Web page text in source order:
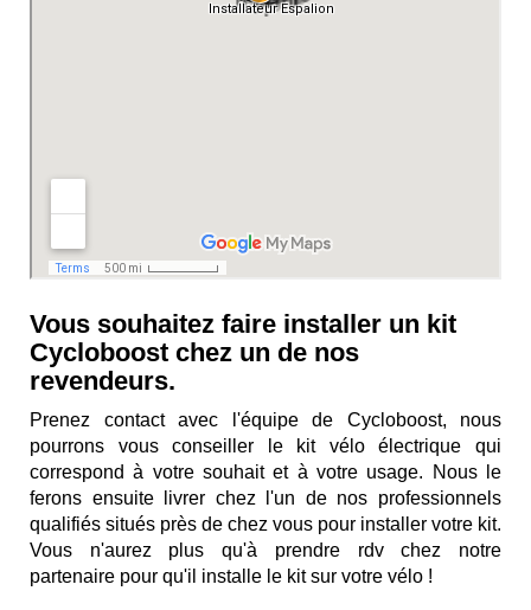
Vous souhaitez faire installer un kit
Cycloboost chez un de nos
revendeurs.
Prenez contact avec l'équipe de Cycloboost, nous
pourrons vous conseiller le kit vélo électrique qui
correspond à votre souhait et à votre usage. Nous le
ferons ensuite livrer chez l'un de nos professionnels
qualifiés situés près de chez vous pour installer votre kit.
Vous n'aurez plus qu'à prendre rdv chez notre
partenaire pour qu'il installe le kit sur votre vélo !